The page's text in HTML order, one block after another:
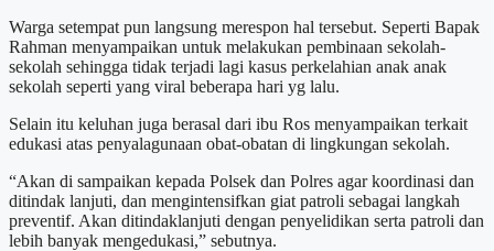
Warga setempat pun langsung merespon hal tersebut. Seperti Bapak
Rahman menyampaikan untuk melakukan pembinaan sekolah-
sekolah sehingga tidak terjadi lagi kasus perkelahian anak anak
sekolah seperti yang viral beberapa hari yg lalu.
Selain itu keluhan juga berasal dari ibu Ros menyampaikan terkait
edukasi atas penyalagunaan obat-obatan di lingkungan sekolah.
“Akan di sampaikan kepada Polsek dan Polres agar koordinasi dan
ditindak lanjuti, dan mengintensifkan giat patroli sebagai langkah
preventif. Akan ditindaklanjuti dengan penyelidikan serta patroli dan
lebih banyak mengedukasi,” sebutnya.